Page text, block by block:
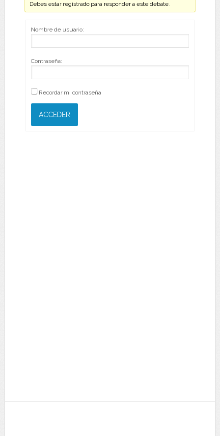
Debes estar registrado para responder a este debate.
Nombre de usuario:
Contraseña:
Recordar mi contraseña
ACCEDER